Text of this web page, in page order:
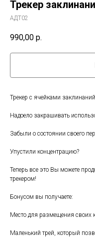
Трекер
АДТ02
990,00 р.
Трекер с ячейками
Надоело закрашивать
Забыли о состоянии своего
Упустили концентрацию?
Теперь все это Вы можете
трекером!
Бонусом вы получаете:
Место для размещения своих
Маленький трей, который